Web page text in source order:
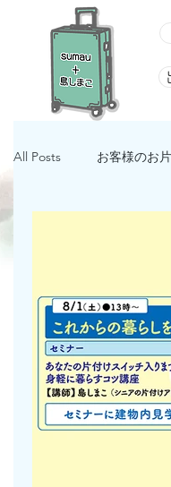
All Posts お客様のお
イベント 星に